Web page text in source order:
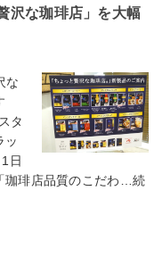
沢な珈琲店」を大幅
な
タ
ッ
日
珈琲店品質のこだわ…続